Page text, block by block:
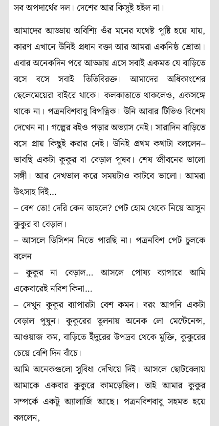
সব অপদার্থের দল। দেশের আর কিসুই হইল না।
আমাদের আড্ডায় অবিশ্যি ওঁর মনের যথেষ্ট পুষ্টি হয়ে যায়,
কারণ এখানে উনিই প্রধান বক্তা আর আমরা একনিষ্ঠ শ্রোতা।
এবার অনেকদিন পরে আড্ডায় এসে সবাই একমত যে বাড়িতে
বসে বসে সবাই তিতিবিরক্ত। আমাদের অধিকাংশের
ছেলেমেয়েরা বাইরে থাকে। কলকাতাতে থাকলেও, একসঙ্গে
থাকে না। পত্রনবিশবাবু বিপত্নিক। উনি আবার টিভিও বিশেষ
দেখেন না। গল্পের বইও পড়ার অভ্যাস নেই। সারাদিন বাড়িতে
বসে প্রায় কিছুই করার নেই। উনিই প্রথম কথাটা বললেন–
ভাবছি একটা কুকুর বা বেড়াল পুষব। শেষ জীবনের ভালো
সঙ্গী। আর দেখভাল করে সময়টাও কাটবে ভালো। আমরা
উৎসাহ দিই…
– বেশ তো! দেরি কেন তাহলে? পেট হোম থেকে নিয়ে আসুন
কুকুর বা বেড়াল।
– আসলে ডিসিশন নিতে পারছি না। পত্রনবিশ পেট চুলকে
বলেন
– কুকুর না বেড়াল… আসলে পোষ্য ব্যাপারে আমি
একেবারেই নবিশ কিনা…
– দেখুন কুকুর ব্যাপারটা বেশ কমন। বরং আপনি একটা
বেড়াল পুষুন। কুকুরের তুলনায় অনেক লো মেন্টেনেন্স,
আওয়াজ কম, বাড়িতে ইঁদুরের উপদ্রব থেকে মুক্তি, কুকুরের
চেয়ে বেশি দিন বাঁচে।
আমি অনেকগুলো সুবিধা দেখিয়ে দিই। আসলে ছোটবেলায়
আমাকে একবার কুকুরে কামড়েছিল। তাই আমার কুকুর
সম্পর্কে একটু অ্যালার্জি আছে। পত্রনবিশবাবু সহমত হয়ে
বললেন,